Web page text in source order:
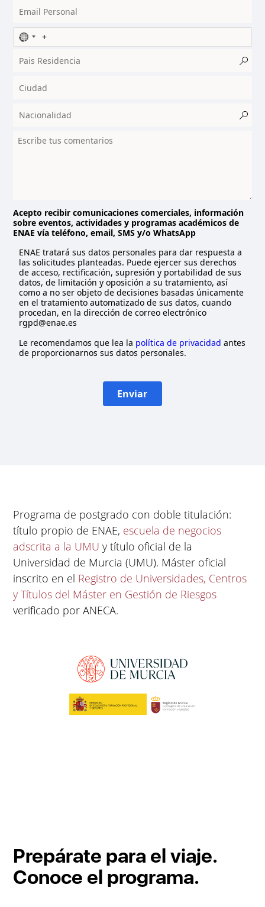
N
o
c
u
t
y
t
e
d
Acepto recibir comunicaciones comerciales, información
sobre eventos, actividades y programas académicos de
ENAE vía teléfono, email, SMS y/o WhatsApp
ENAE tratará sus datos personales para dar respuesta a
las solicitudes planteadas. Puede ejercer sus derechos
de acceso, rectificación, supresión y portabilidad de sus
datos, de limitación y oposición a su tratamiento, así
como a no ser objeto de decisiones basadas únicamente
en el tratamiento automatizado de sus datos, cuando
procedan, en la dirección de correo electrónico
rgpd@enae.es
Le recomendamos que lea la política de privacidad antes
de proporcionarnos sus datos personales.
Enviar
Programa de postgrado con doble titulación:
título propio de ENAE, escuela de negocios
adscrita a la UMU y título oficial de la
Universidad de Murcia (UMU). Máster oficial
inscrito en el Registro de Universidades, Centros
y Títulos del Máster en Gestión de Riesgos
verificado por ANECA.
Prepárate para el viaje.
Conoce el programa.